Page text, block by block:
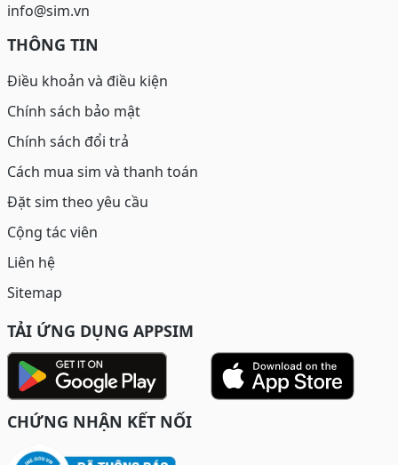
info@sim.vn
THÔNG TIN
Điều khoản và điều kiện
Chính sách bảo mật
Chính sách đổi trả
Cách mua sim và thanh toán
Đặt sim theo yêu cầu
Cộng tác viên
Liên hệ
Sitemap
TẢI ỨNG DỤNG APPSIM
CHỨNG NHẬN KẾT NỐI